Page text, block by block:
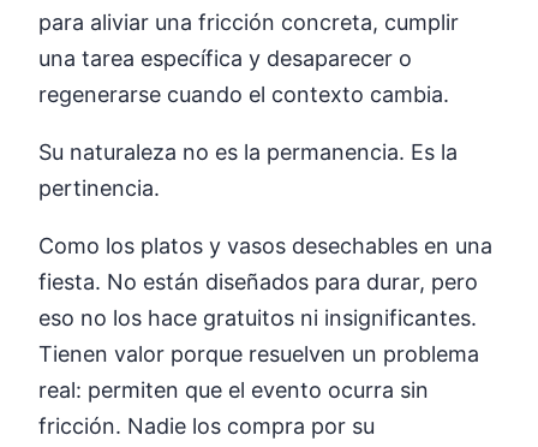
para aliviar una fricción concreta, cumplir
una tarea específica y desaparecer o
regenerarse cuando el contexto cambia.
Su naturaleza no es la permanencia. Es la
pertinencia.
Como los platos y vasos desechables en una
fiesta. No están diseñados para durar, pero
eso no los hace gratuitos ni insignificantes.
Tienen valor porque resuelven un problema
real: permiten que el evento ocurra sin
fricción. Nadie los compra por su